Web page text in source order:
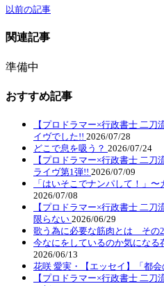
以前の記事
関連記事
準備中
おすすめ記事
【プロドラマー×行政書士 二
イヴでした!! 2026/07/28
どこで息を吸う？ 2026/07/24
【プロドラマー×行政書士 二
ライヴ第1弾!! 2026/07/09
「はいそこでナンパして！」
2026/07/08
【プロドラマー×行政書士 二
限らない 2026/06/29
歌う為に必要な筋肉とは その2
今なにをしているのか気にな
2026/06/13
花咲 愛実・【エッセイ】「都会
【プロドラマー×行政書士 二